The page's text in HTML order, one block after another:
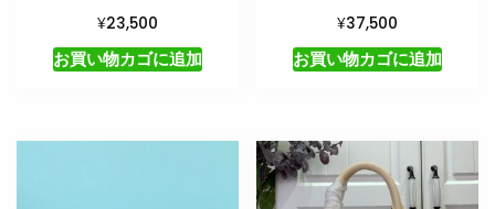
¥23,500
お買い物カゴに追加
¥37,500
お買い物カゴに追加